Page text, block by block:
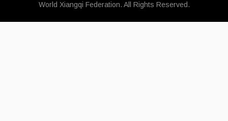
World Xiangqi Federation. All Rights Reserved.